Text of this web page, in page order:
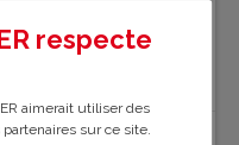
- LI196cc
respecte
aimerait utiliser des
sur ce site.